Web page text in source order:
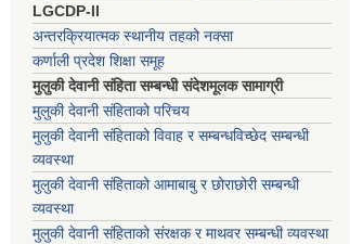
LGCDP-II
अन्तरक्रियात्मक स्थानीय तहको नक्सा
कर्णाली प्रदेश शिक्षा समूह
मुलुकी देवानी संहिता सम्बन्धी संदेशमूलक सामाग्री
मुलुकी देवानी संहिताको परिचय
मुलुकी देवानी संहिताको विवाह र सम्बन्धविच्छेद सम्बन्धी
व्यवस्था
मुलुकी देवानी संहिताको आमाबाबु र छोराछोरी सम्बन्धी
व्यवस्था
मुलुकी देवानी संहिताको संरक्षक र माथवर सम्बन्धी व्यवस्था